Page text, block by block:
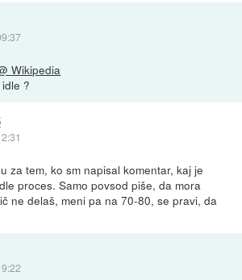
Wikipedia
?
za tem, ko sm napisal komentar, kaj je
proces. Samo povsod piše, da mora
ne delaš, meni pa na 70-80, se pravi, da